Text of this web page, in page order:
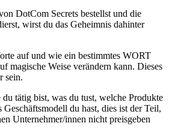
DotCom Secrets bestellst und die
wirst du das Geheimnis dahinter
auf und wie ein bestimmtes WORT
magische Weise verändern kann. Dieses
sein.
tätig bist, was du tust, welche Produkte
Geschäftsmodell du hast, dies ist der Teil,
Unternehmer/innen nicht preisgeben